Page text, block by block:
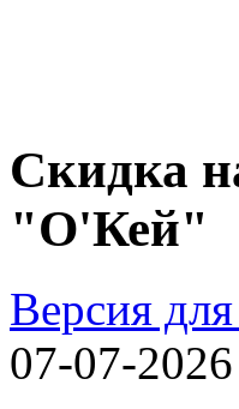
Скидка
"О'Кей"
Версия
07-07-2026